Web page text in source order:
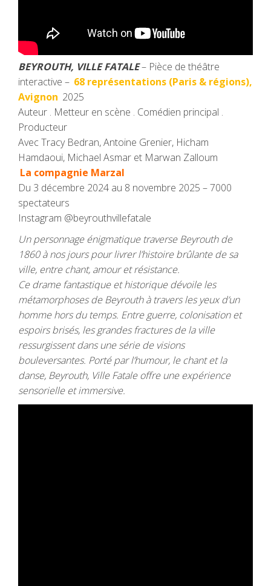
BEYROUTH, VILLE FATALE– Pièce de théâtre
interactive – 68 représentations (Paris & régions),
Avignon 2025
Auteur . Metteur en scène . Comédien principal .
Producteur
Avec Tracy Bedran, Antoine Grenier, Hicham
Hamdaoui, Michael Asmar et Marwan Zalloum
La compagnie Marzal
Du 3 décembre 2024 au 8 novembre 2025 – 7000
spectateurs
Instagram @beyrouthvillefatale
Un personnage énigmatique traverse Beyrouth de
1860 à nos jours pour livrer l’histoire brûlante de sa
ville, entre chant, amour et résistance.
Ce drame fantastique et historique dévoile les
métamorphoses de Beyrouth à travers les yeux d’un
homme hors du temps. Entre guerre, colonisation et
espoirs brisés, les grandes fractures de la ville
ressurgissent dans une série de visions
bouleversantes. Porté par l’humour, le chant et la
danse, Beyrouth, Ville Fatale offre une expérience
sensorielle et immersive.